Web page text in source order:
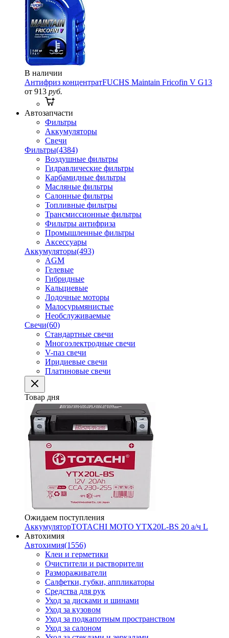
В наличии
Антифриз концентратFUCHS Maintain Fricofin V G13
от 913 руб.
Автозапчасти
Фильтры
Аккумуляторы
Свечи
Фильтры(4384)
Воздушные фильтры
Гидравлические фильтры
Карбамидные фильтры
Масляные фильтры
Салонные фильтры
Топливные фильтры
Трансмиссионные фильтры
Фильтры антифриза
Промышленные фильтры
Аксессуары
Аккумуляторы(493)
AGM
Гелевые
Гибридные
Кальциевые
Лодочные моторы
Малосурьмянистые
Необслуживаемые
Свечи(60)
Стандартные свечи
Многоэлектродные свечи
V-паз свечи
Иридиевые свечи
Платиновые свечи
Товар дня
Ожидаем поступления
АккумуляторTOTACHI MOTO YTX20L-BS 20 а/ч L
Автохимия
Автохимия(1556)
Клеи и герметики
Очистители и растворители
Размораживатели
Салфетки, губки, аппликаторы
Средства для рук
Уход за дисками и шинами
Уход за кузовом
Уход за подкапотным пространством
Уход за салоном